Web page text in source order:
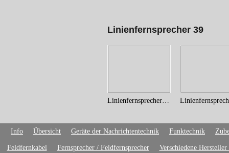
Linienfernsprecher 39
Linienfernsprecher 39
Info Übersicht Geräte der Nachrichtentechnik Funktechnik
Feldfernkabel Fernsprecher / Feldfernsprecher Verschiedene